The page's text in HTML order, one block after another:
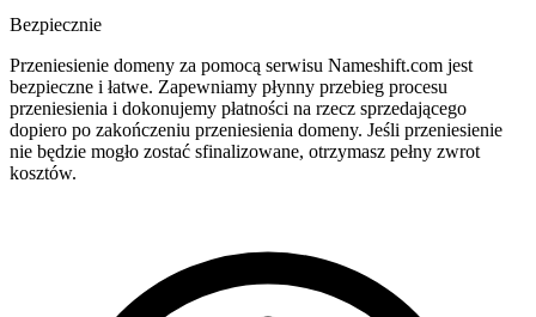
Bezpiecznie
Przeniesienie domeny za pomocą serwisu Nameshift.com jest
bezpieczne i łatwe. Zapewniamy płynny przebieg procesu
przeniesienia i dokonujemy płatności na rzecz sprzedającego
dopiero po zakończeniu przeniesienia domeny. Jeśli przeniesienie
nie będzie mogło zostać sfinalizowane, otrzymasz pełny zwrot
kosztów.